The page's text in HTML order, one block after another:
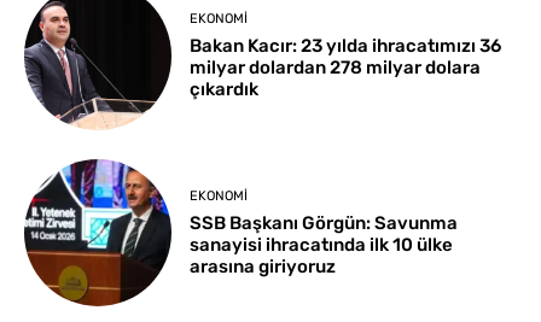
EKONOMI
Bakan Kacır: 23 yılda ihracatımızı 36
milyar dolardan 278 milyar dolara
çıkardık
EKONOMI
SSB Başkanı Görgün: Savunma
sanayisi ihracatında ilk 10 ülke
arasına giriyoruz